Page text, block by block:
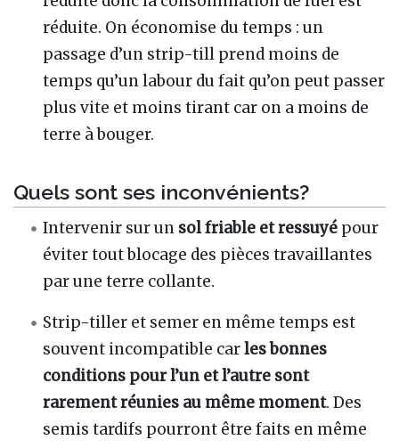
réduite. On économise du temps : un
passage d’un strip-till prend moins de
temps qu’un labour du fait qu’on peut passer
plus vite et moins tirant car on a moins de
terre à bouger.
Quels sont ses inconvénients?
Intervenir sur un sol friable et ressuyé pour
éviter tout blocage des pièces travaillantes
par une terre collante.
Strip-tiller et semer en même temps est
souvent incompatible carles bonnes
conditions pour l’un et l’autre sont
rarement réunies au même moment. Des
semis tardifs pourront être faits en même